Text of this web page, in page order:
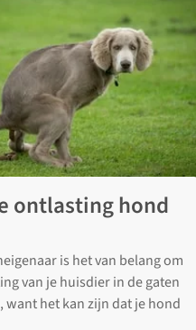
ontlasting hond
is het van belang om
van je huisdier in de gaten
want het kan zijn dat je hond